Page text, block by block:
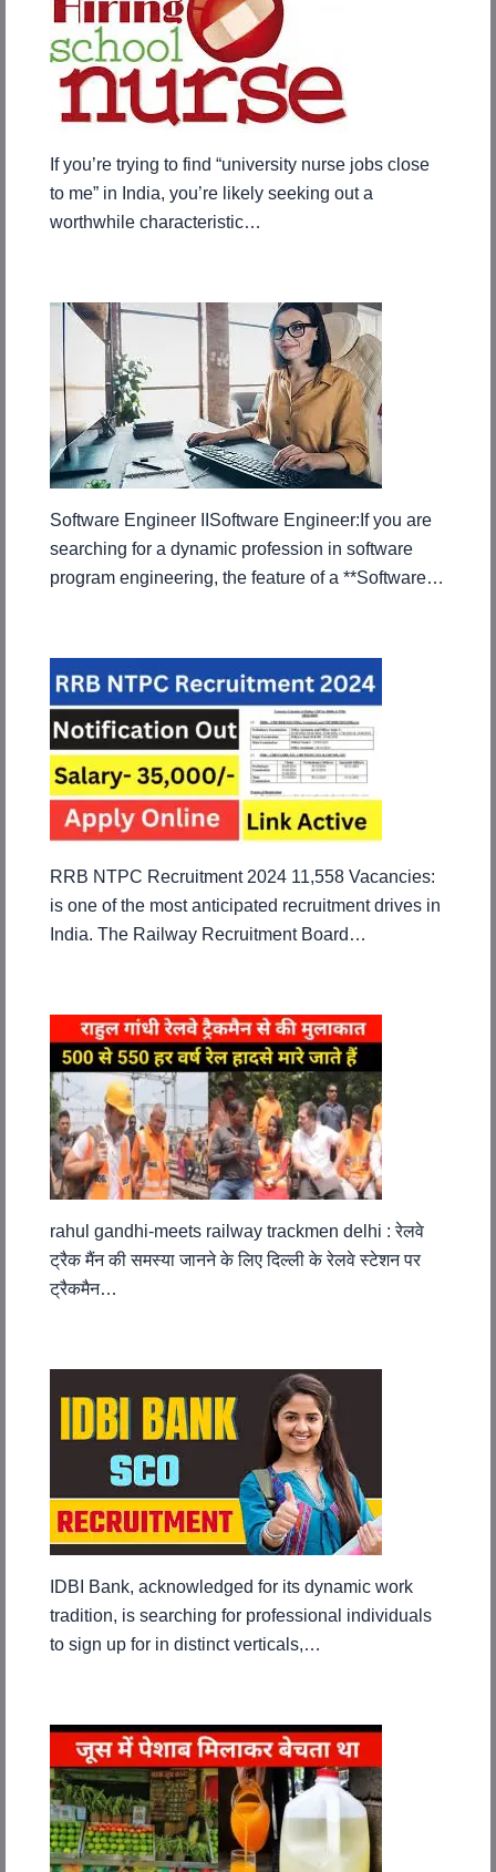
If you’re trying to find “university nurse jobs close
to me” in India, you’re likely seeking out a
worthwhile characteristic…
Software Engineer IISoftware Engineer:If you are
searching for a dynamic profession in software
program engineering, the feature of a **Software…
RRB NTPC Recruitment 2024 11,558 Vacancies:
is one of the most anticipated recruitment drives in
India. The Railway Recruitment Board…
rahul gandhi-meets railway trackmen delhi : रेलवे
ट्रैक मैंन की समस्या जानने के लिए दिल्ली के रेलवे स्टेशन पर
ट्रैकमैन…
IDBI Bank, acknowledged for its dynamic work
tradition, is searching for professional individuals
to sign up for in distinct verticals,…